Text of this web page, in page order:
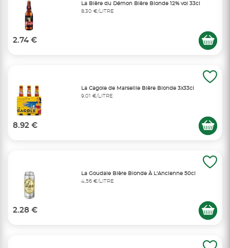
La Bière du Démon Bière Blonde 12% vol 33cl
8,30 €/LITRE
2.74 €
La Cagole de Marseille Bière Blonde 3x33cl
9,01 €/LITRE
8.92 €
La Goudale Bière Blonde À L'Ancienne 50cl
4,56 €/LITRE
2.28 €